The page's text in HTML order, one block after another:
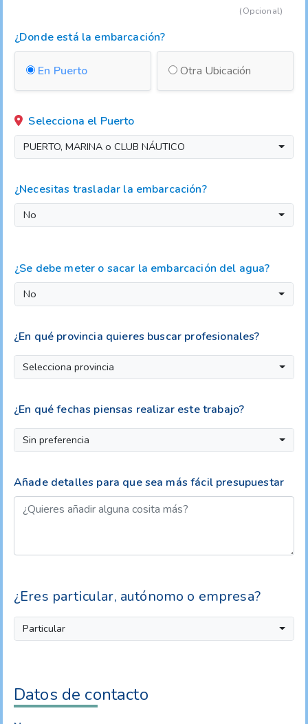
(Opcional)
¿Donde está la embarcación?
En Puerto Otra Ubicación
Selecciona el Puerto
PUERTO, MARINA o CLUB NÁUTICO
¿Necesitas trasladar la embarcación?
No
¿Se debe meter o sacar la embarcación del agua?
No
¿En qué provincia quieres buscar profesionales?
Selecciona provincia
¿En qué fechas piensas realizar este trabajo?
Sin preferencia
Añade detalles para que sea más fácil presupuestar
¿Eres particular, autónomo o empresa?
Particular
Datos de contacto